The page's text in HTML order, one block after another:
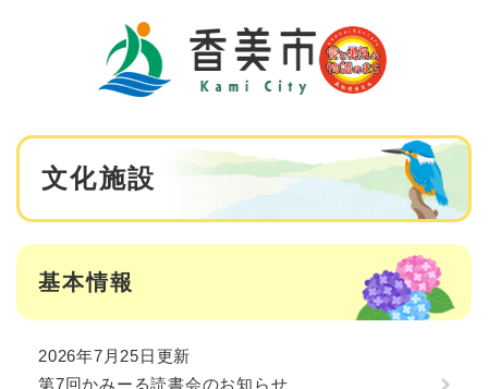
本
文化施設
基本情報
2026年7月25日更新
第7回かみーる読書会のお知らせ